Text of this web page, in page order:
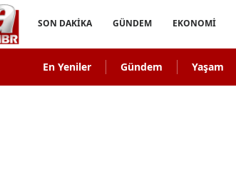
SON DAKİKA GÜNDEM EKONOMİ
En Yeniler Gündem Yaşam